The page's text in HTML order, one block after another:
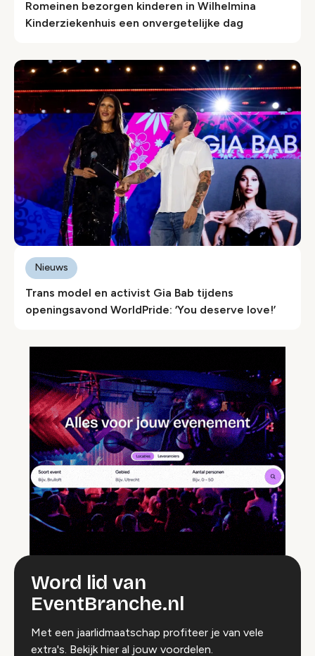
Romeinen bezorgen kinderen in Wilhelmina
Kinderziekenhuis een onvergetelijke dag
Trans model en activist Gia Bab tijdens
openingsavond WorldPride: ‘You deserve love!’
Nieuws
Word lid van
EventBranche.nl
Met een jaarlidmaatschap profiteer je van vele
extra's. Bekijk hier al jouw voordelen.